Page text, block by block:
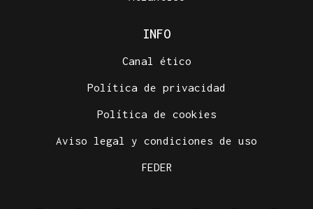
INFO
Canal ético
Política de privacidad
Política de cookies
Aviso legal y condiciones de uso
FEDER